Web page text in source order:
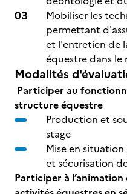
Mobiliser les
permettant
et l'entretien de
équestre dans le
Modalités
Participer au
structure équestre
Production et
stage
Mise en
et sécurisation
Participer à